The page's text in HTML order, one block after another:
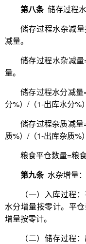
第八条储存过程水
储存过程水杂减
减量。
储存过程水杂减
量。
储存过程水分减
分%）/（1-出库水分%
储存过程杂质减
质%）/（1-出库杂质%
粮食平仓数量=粮
第九条水杂增量：
（一）入库过程
水分增量按零计。平
增量按零计。
（二）储存过程